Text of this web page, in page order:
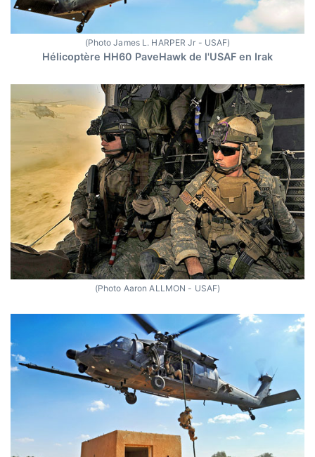
(Photo James L. HARPER Jr - USAF)
Hélicoptère HH60 PaveHawk de l'USAF en Irak
(Photo Aaron ALLMON - USAF)